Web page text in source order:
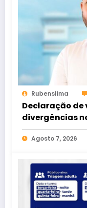
Rubenslima
Declaração de
divergências
Rodrigues
Agosto 7, 2026